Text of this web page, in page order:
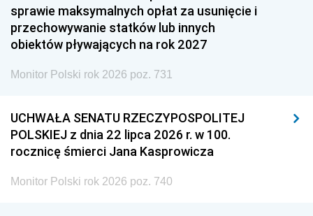
sprawie maksymalnych opłat za usunięcie i
przechowywanie statków lub innych
obiektów pływających na rok 2027
Monitor Polski rok 2026 poz. 731
UCHWAŁA SENATU RZECZYPOSPOLITEJ
POLSKIEJ z dnia 22 lipca 2026 r. w 100.
rocznicę śmierci Jana Kasprowicza
Monitor Polski rok 2026 poz. 740